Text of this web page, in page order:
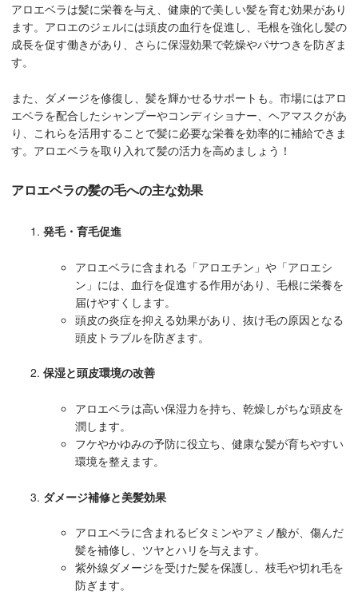
アロエベラは髪に栄養を与え、健康的で美しい髪を育む効果があり
ます。アロエのジェルには頭皮の血行を促進し、毛根を強化し髪の
成長を促す働きがあり、さらに保湿効果で乾燥やパサつきを防ぎま
す。
また、ダメージを修復し、髪を輝かせるサポートも。市場にはアロ
エベラを配合したシャンプーやコンディショナー、ヘアマスクがあ
り、これらを活用することで髪に必要な栄養を効率的に補給できま
す。アロエベラを取り入れて髪の活力を高めましょう！
アロエベラの髪の毛への主な効果
発毛・育毛促進
アロエベラに含まれる「アロエチン」や「アロエシ
ン」には、血行を促進する作用があり、毛根に栄養を
届けやすくします。
頭皮の炎症を抑える効果があり、抜け毛の原因となる
頭皮トラブルを防ぎます。
保湿と頭皮環境の改善
アロエベラは高い保湿力を持ち、乾燥しがちな頭皮を
潤します。
フケやかゆみの予防に役立ち、健康な髪が育ちやすい
環境を整えます。
ダメージ補修と美髪効果
アロエベラに含まれるビタミンやアミノ酸が、傷んだ
髪を補修し、ツヤとハリを与えます。
紫外線ダメージを受けた髪を保護し、枝毛や切れ毛を
防ぎます。